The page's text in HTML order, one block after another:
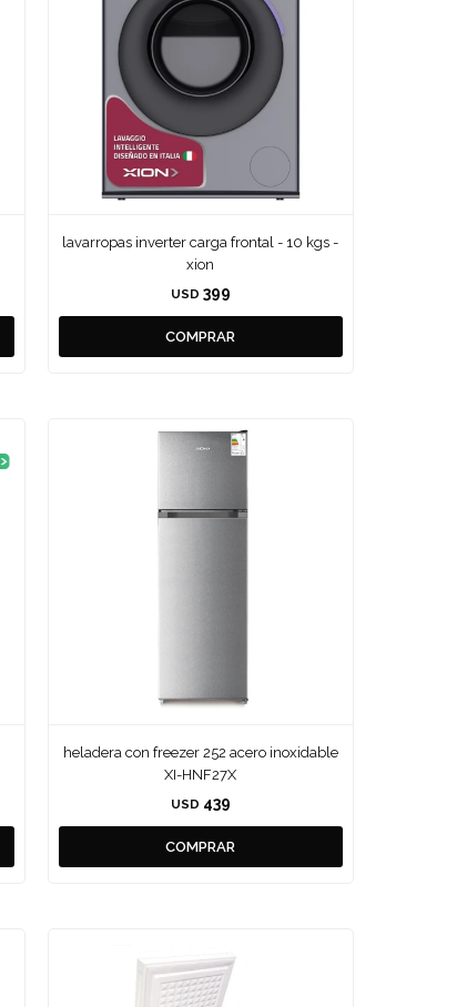
lavarropas inverter carga frontal - 10 kgs -
xion
USD 399
heladera con freezer 252 acero inoxidable
XI-HNF27X
USD 439